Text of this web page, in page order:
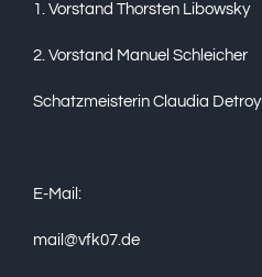
1. Vorstand Thorsten Libowsky
2. Vorstand Manuel Schleicher
Schatzmeisterin Claudia Detroy
E-Mail:
mail@vfk07.de